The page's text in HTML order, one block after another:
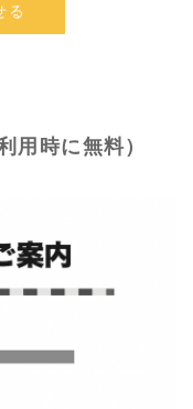
る
用時に無料）